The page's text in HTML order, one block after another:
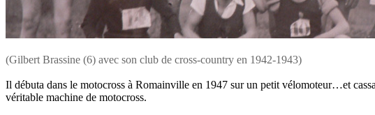
(Gilbert Brassine (6) avec son club de cross-country en 1942-1943)
Il débuta dans le motocross à Romainville en 1947 sur un petit vélomoteur…et
véritable machine de motocross.